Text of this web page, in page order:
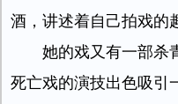
酒，讲述着自己拍戏的
她的戏又有一部杀
死亡戏的演技出色吸引